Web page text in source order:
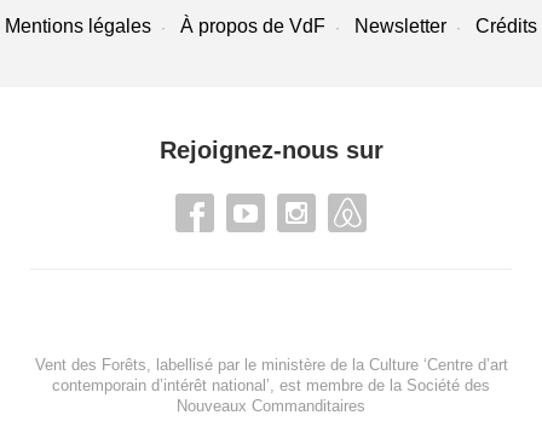
Mentions légales À propos de VdF Newsletter Crédits
Rejoignez-nous sur
Vent des Forêts, labellisé par le ministère de la Culture ‘Centre d’art
contemporain d’intérêt national’, est membre de la Société des
Nouveaux Commanditaires